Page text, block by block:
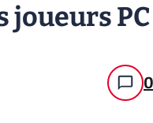
joueurs PC
0